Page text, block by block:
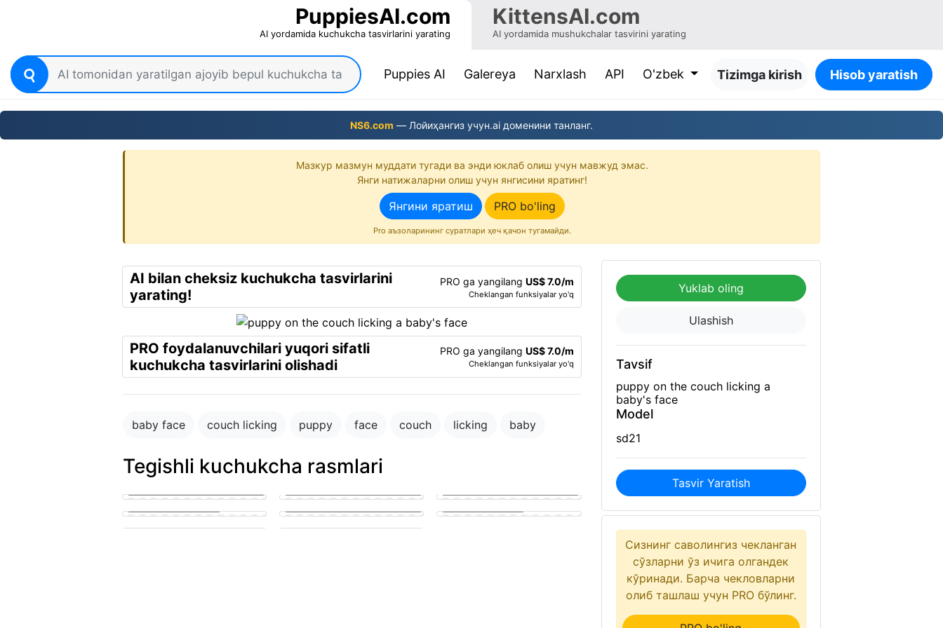
PuppiesAI.com
AI yordamida kuchukcha tasvirlarini yarating
KittensAI.com
AI yordamida mushukchalar tasvirini yarating
Puppies AI(current)
Galereya Narxlash API O'zbek Tizimga kirish Hisob yaratish
NS6.com — Лойиҳангиз учун.ai доменини танланг.
Мазкур мазмун муддати тугади ва энди юклаб олиш учун мавжуд эмас.
Янги натижаларни олиш учун янгисини яратинг!
Янгини яратиш PRO bo'ling
Pro аъзоларининг суратлари ҳеч қачон тугамайди.
AI bilan cheksiz kuchukcha tasvirlarini
yarating!
PRO ga yangilang US$ 7.0/m
Cheklangan funksiyalar yo'q
PRO foydalanuvchilari yuqori sifatli
kuchukcha tasvirlarini olishadi
PRO ga yangilang US$ 7.0/m
Cheklangan funksiyalar yo'q
baby face couch licking puppy face couch licking baby
Tegishli kuchukcha rasmlari
puppy in the park playing with
cute puppy getting his knot
Small golden puppy eagerly
Yuklab oling
Ulashish
Tavsif
puppy on the couch licking a
baby's face
Model
sd21
Tasvir Yaratish
Сизнинг саволингиз чекланган
сўзларни ўз ичига олгандек
кўринади. Барча чекловларни
олиб ташлаш учун PRO бўлинг.